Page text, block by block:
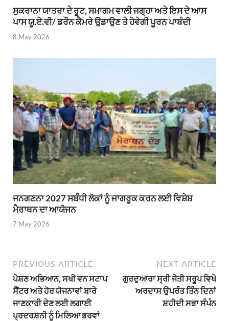
ਸੁਕਰਾਨਾ ਯਾਤਰਾ ਦੇ ਰੂਟ, ਸਮਾਗਮ ਵਾਲੀ ਜਗ੍ਹਾ ਅਤੇ ਇਸ ਦੇ ਆਸ
ਪਾਸ ਯੂ.ਏ.ਵੀ/ ਡਰੌਨ ਕੈਮਰੇ ਉਡਾਉਣ ਤੇ ਹੋਵੇਗੀ ਪੂਰਨ ਪਾਬੰਦੀ
8 May 2026
ਜਨਗਣਨਾ 2027 ਸਬੰਧੀ ਲੋਕਾਂ ਨੂੰ ਜਾਗਰੂਕ ਕਰਨ ਲਈ ਵਿਸ਼ੇਸ਼
ਮੈਰਾਥਨ ਦਾ ਆਯੋਜਨ
7 May 2026
PREVIOUS ARTICLE
ਪੋਸ਼ਣ ਅਭਿਆਨ, ਸਖੀ ਵਨ ਸਟਾਪ
ਸੈਂਟਰ ਅਤੇ ਹੋਰ ਯੋਜਨਾਵਾਂ ਬਾਰੇ
ਜਾਣਕਾਰੀ ਦੇਣ ਲਈ ਲਗਾਈ
ਪ੍ਰਦਰਸ਼ਨੀ ਨੂੰ ਮਿਲਿਆ ਭਰਵਾਂ
NEXT ARTICLE
ਗੁਰਦੁਆਰਾ ਸ੍ਰੀ ਜੋਤੀ ਸਰੂਪ ਵਿਖੇ
ਅਰਦਾਸ ਉਪਰੰਤ ਤਿੰਨ ਦਿਨਾਂ
ਸ਼ਹੀਦੀ ਸਭਾ ਸੰਪੰਨ